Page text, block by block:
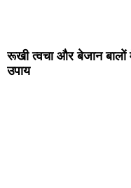
रूखी त्वचा और बेजान
उपाय